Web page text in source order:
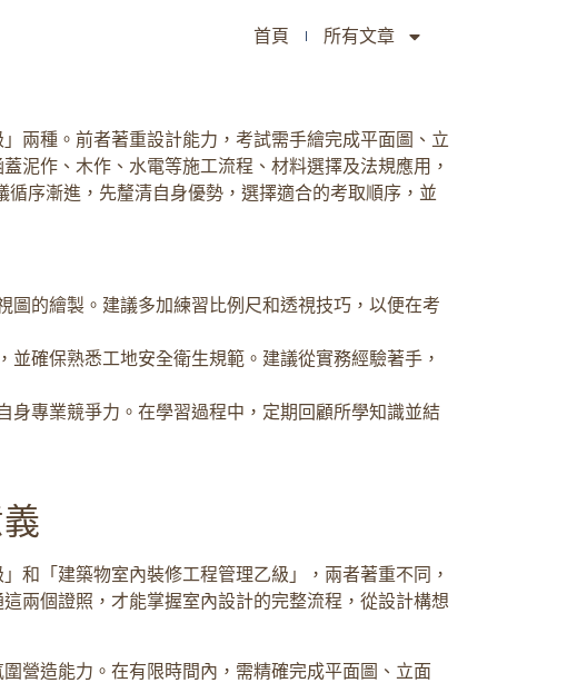
首頁 所有文章
兩種。前者著重設計能力，考試需手繪完成平面圖、立
泥作、木作、水電等施工流程、材料選擇及法規應用，
序漸進，先釐清自身優勢，選擇適合的考取順序，並
的繪製。建議多加練習比例尺和透視技巧，以便在考
確保熟悉工地安全衛生規範。建議從實務經驗著手，
專業競爭力。在學習過程中，定期回顧所學知識並結
和「建築物室內裝修工程管理乙級」，兩者著重不同，
兩個證照，才能掌握室內設計的完整流程，從設計構想
營造能力。在有限時間內，需精確完成平面圖、立面